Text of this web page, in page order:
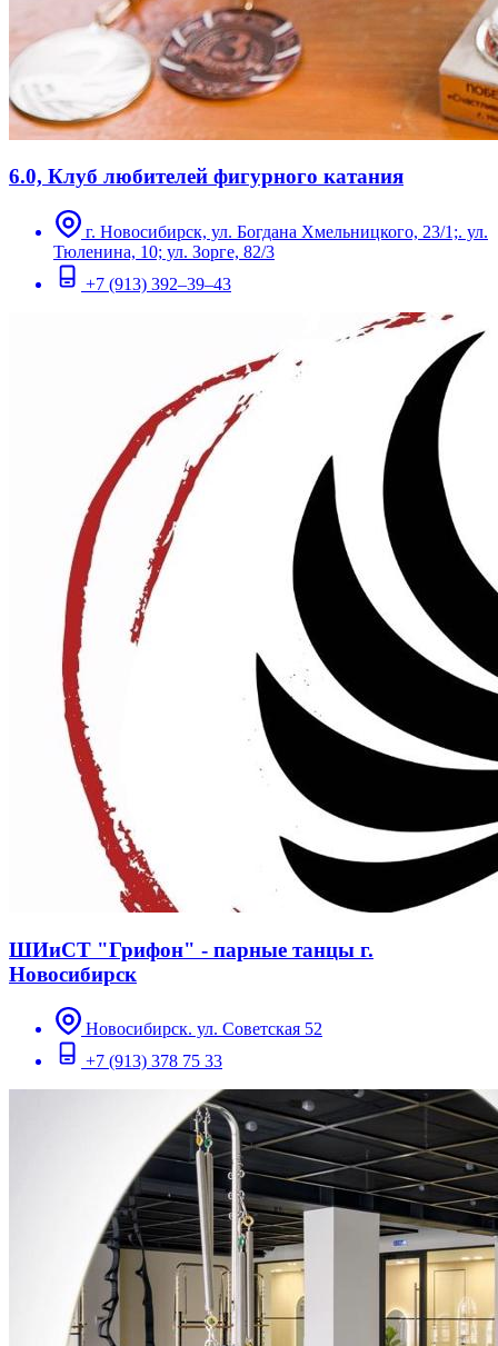
6.0, Клуб любителей фигурного катания
г. Новосибирск, ул. Богдана Хмельницкого, 23/1;. ул.
Тюленина, 10; ул. Зорге, 82/3
+7 (913) 392–39–43
ШИиСТ "Грифон" - парные танцы г.
Новосибирск
Новосибирск. ул. Советская 52
+7 (913) 378 75 33